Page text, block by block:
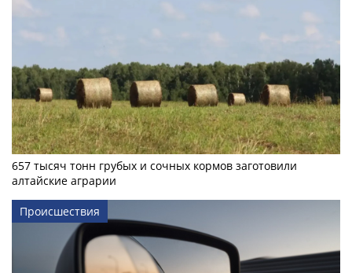
657 тысяч тонн грубых и сочных кормов заготовили
алтайские аграрии
Происшествия